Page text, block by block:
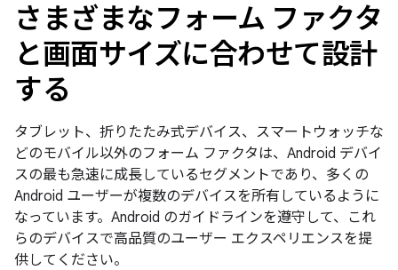
さまざまなフォーム ファクタ
と画面サイズに合わせて設計
する
タブレット、折りたたみ式デバイス、スマートウォッチな
どのモバイル以外のフォーム ファクタは、Android デバイ
スの最も急速に成長しているセグメントであり、多くの
Android ユーザーが複数のデバイスを所有しているように
なっています。Android のガイドラインを遵守して、これ
らのデバイスで高品質のユーザー エクスペリエンスを提
供してください。